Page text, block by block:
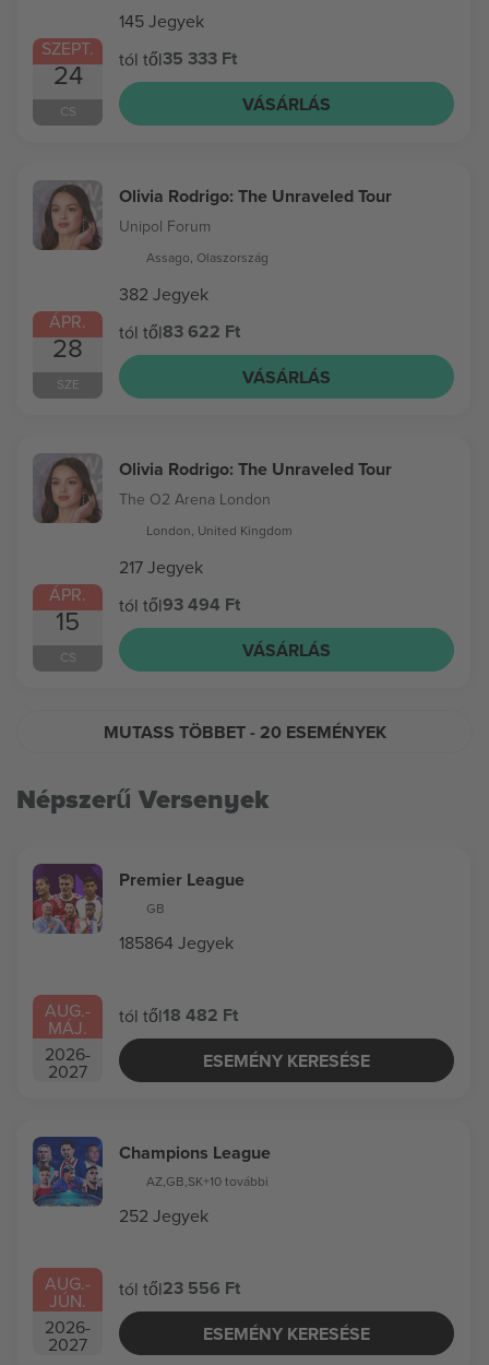
SZEPT.
24
CS
145 Jegyek
tól től35 333 Ft
VÁSÁRLÁS
ÁPR.
28
SZE
Olivia Rodrigo: The Unraveled Tour
Unipol Forum
Assago, Olaszország
382 Jegyek
tól től83 622 Ft
VÁSÁRLÁS
ÁPR.
15
CS
Olivia Rodrigo: The Unraveled Tour
The O2 Arena London
London, United Kingdom
217 Jegyek
tól től93 494 Ft
VÁSÁRLÁS
MUTASS TÖBBET- 20 ESEMÉNYEK
Népszerű Versenyek
AUG.-
MÁJ.
2026-
2027
Premier League
GB
185864 Jegyek
tól től18 482 Ft
ESEMÉNY KERESÉSE
AUG.-
JÚN.
2026-
2027
Champions League
AZ,GB,SK+10 további
252 Jegyek
tól től23 556 Ft
ESEMÉNY KERESÉSE